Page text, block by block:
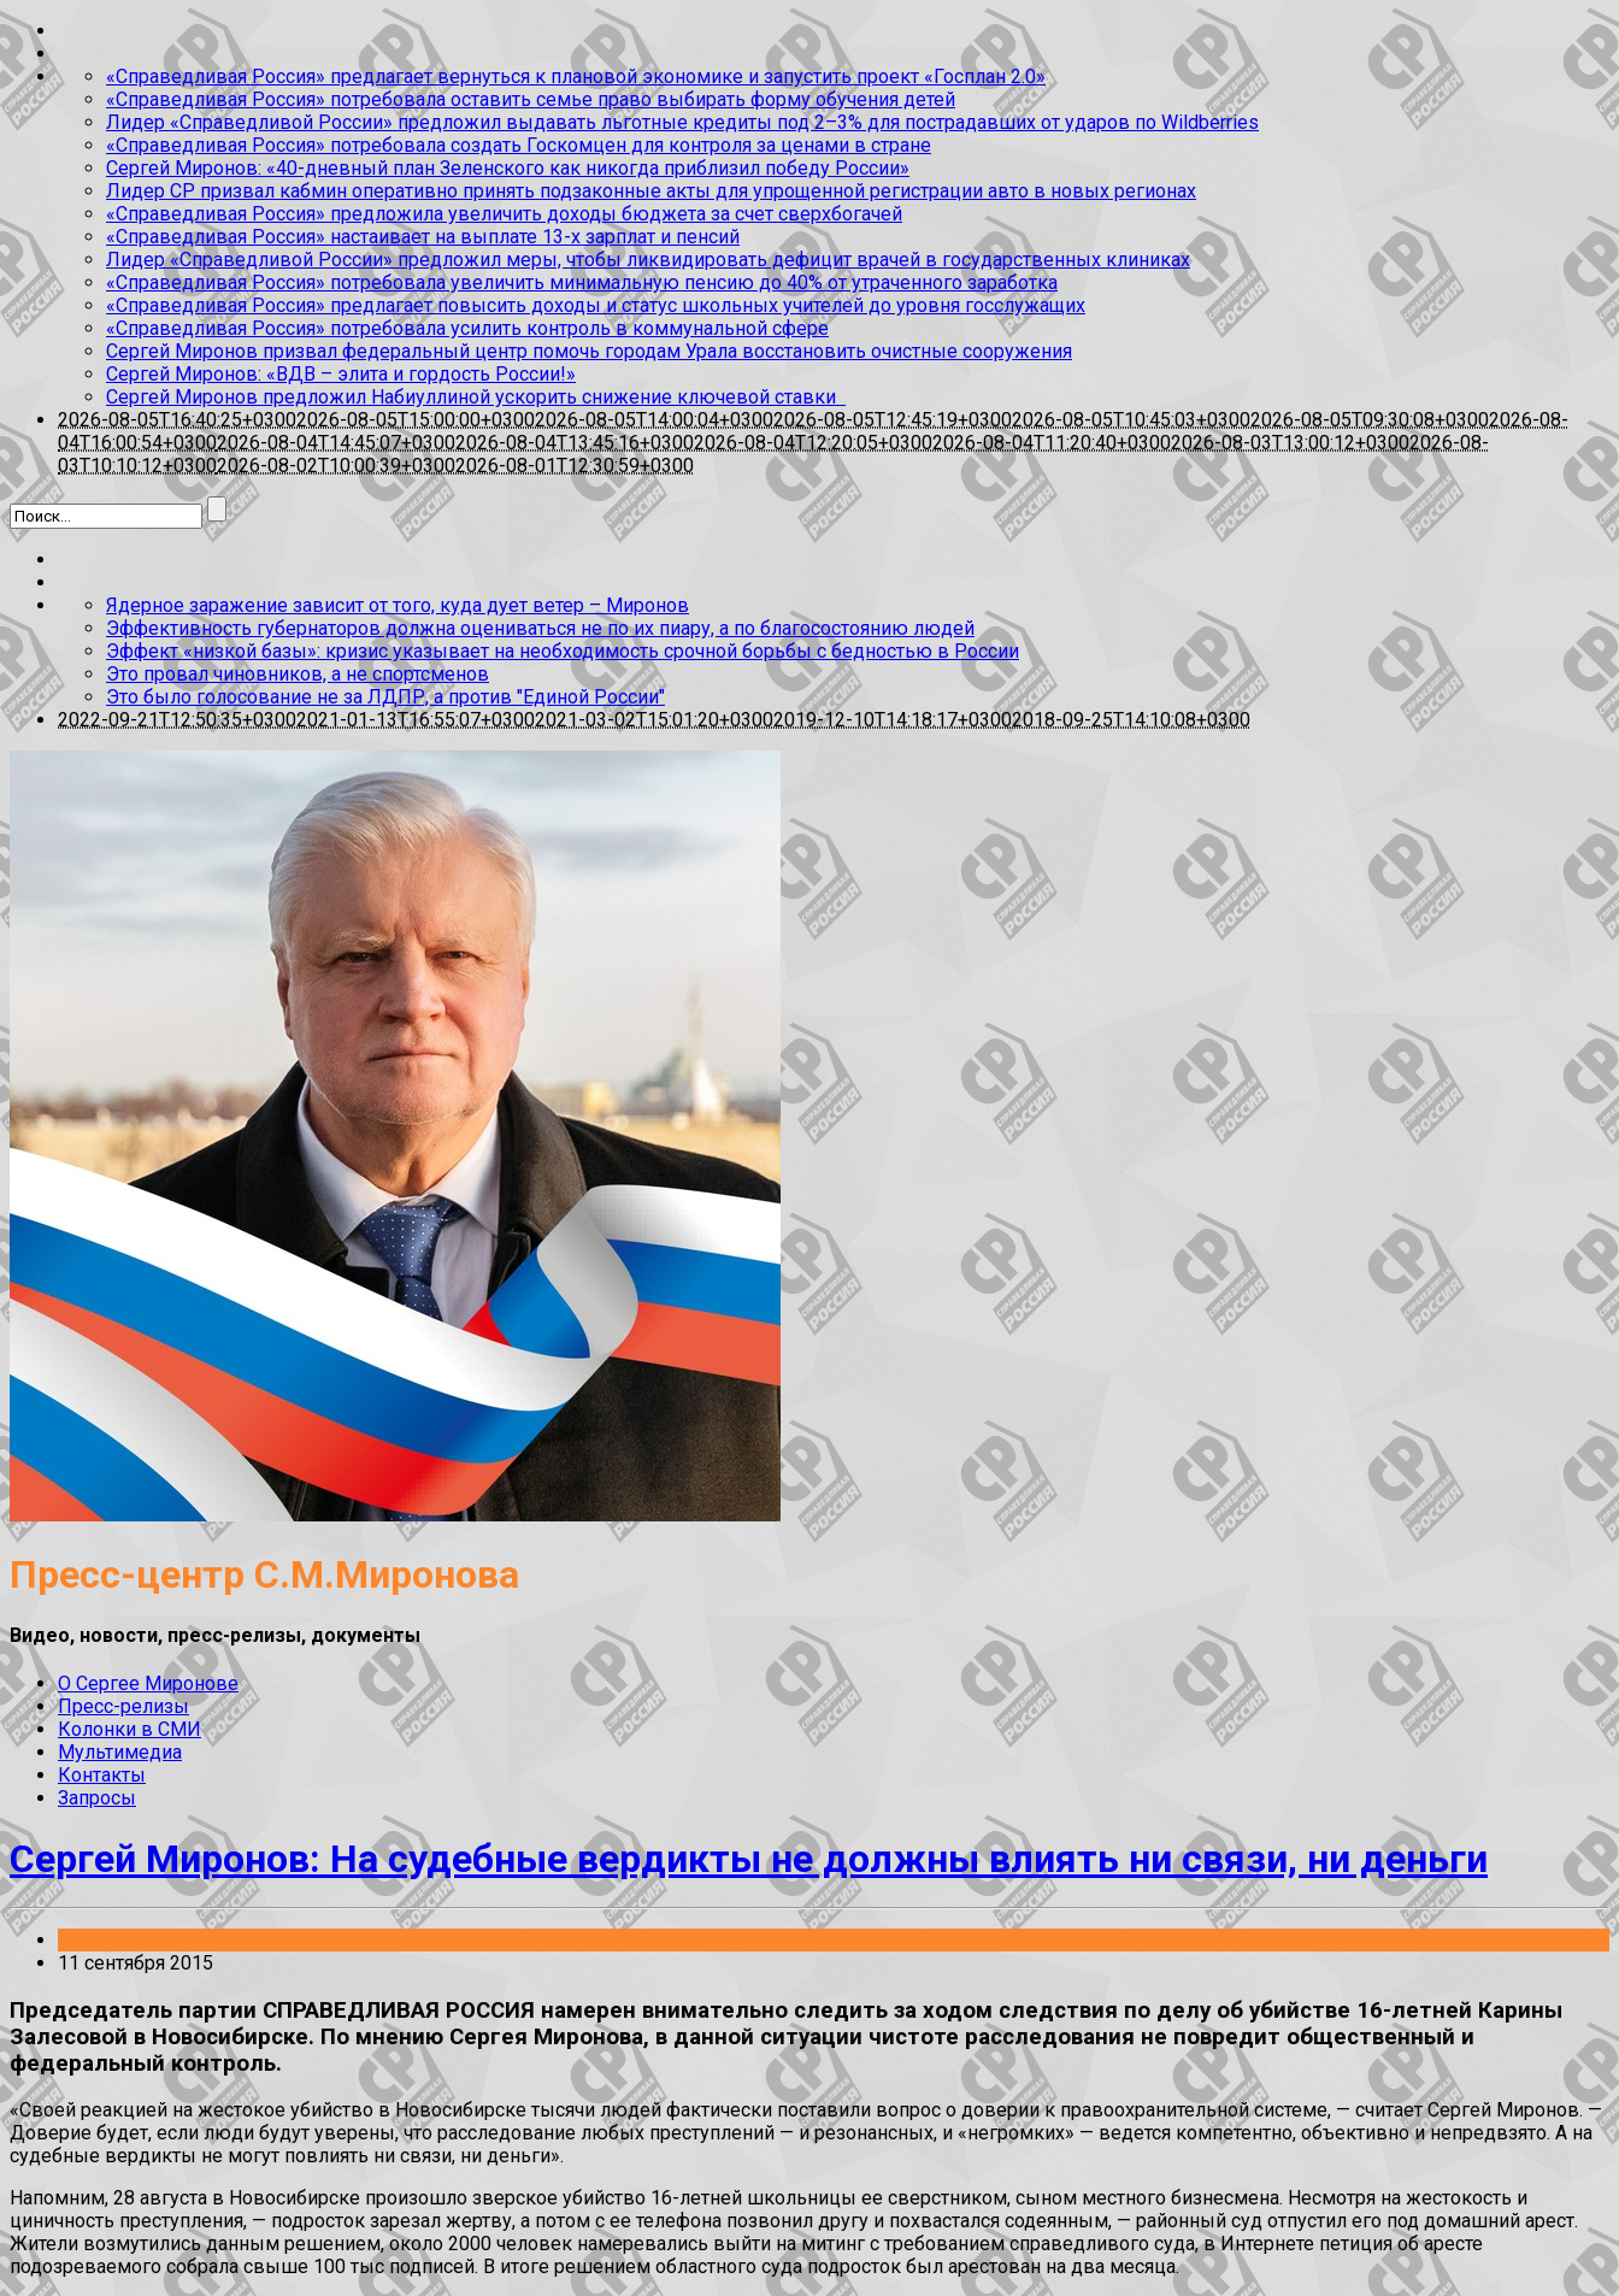
«Справедливая Россия» предлагает вернуться к плановой экономике и запустить проект «Госплан 2.0»
«Справедливая Россия» потребовала оставить семье право выбирать форму обучения детей
Лидер «Справедливой России» предложил выдавать льготные кредиты под 2–3% для пострадавших от ударов по Wildberries
«Справедливая Россия» потребовала создать Госкомцен для контроля за ценами в стране
Сергей Миронов: «40-дневный план Зеленского как никогда приблизил победу России»
Лидер СР призвал кабмин оперативно принять подзаконные акты для упрощенной регистрации авто в новых регионах
«Справедливая Россия» предложила увеличить доходы бюджета за счет сверхбогачей
«Справедливая Россия» настаивает на выплате 13-х зарплат и пенсий
Лидер «Справедливой России» предложил меры, чтобы ликвидировать дефицит врачей в государственных клиниках
«Справедливая Россия» потребовала увеличить минимальную пенсию до 40% от утраченного заработка
«Справедливая Россия» предлагает повысить доходы и статус школьных учителей до уровня госслужащих
«Справедливая Россия» потребовала усилить контроль в коммунальной сфере
Сергей Миронов призвал федеральный центр помочь городам Урала восстановить очистные сооружения
Сергей Миронов: «ВДВ – элита и гордость России!»
Сергей Миронов предложил Набиуллиной ускорить снижение ключевой ставки
2026-08-05T16:40:25+03002026-08-05T15:00:00+03002026-08-05T14:00:04+03002026-08-05T12:45:19+03002026-08-05T10:45:03+03002026-08-05T09:30:08+03002026-08-
04T16:00:54+03002026-08-04T14:45:07+03002026-08-04T13:45:16+03002026-08-04T12:20:05+03002026-08-04T11:20:40+03002026-08-03T13:00:12+03002026-08-
03T10:10:12+03002026-08-02T10:00:39+03002026-08-01T12:30:59+0300
Ядерное заражение зависит от того, куда дует ветер – Миронов
Эффективность губернаторов должна оцениваться не по их пиару, а по благосостоянию людей
Эффект «низкой базы»: кризис указывает на необходимость срочной борьбы с бедностью в России
Это провал чиновников, а не спортсменов
Это было голосование не за ЛДПР, а против "Единой России"
2022-09-21T12:50:35+03002021-01-13T16:55:07+03002021-03-02T15:01:20+03002019-12-10T14:18:17+03002018-09-25T14:10:08+0300
Пресс-центр С.М.Миронова
Видео, новости, пресс-релизы, документы
О Сергее Миронове
Пресс-релизы
Колонки в СМИ
Мультимедиа
Контакты
Запросы
Сергей Миронов: На судебные вердикты не должны влиять ни связи, ни деньги
11 сентября 2015
Председатель партии СПРАВЕДЛИВАЯ РОССИЯ намерен внимательно следить за ходом следствия по делу об убийстве 16-летней Карины
Залесовой в Новосибирске. По мнению Сергея Миронова, в данной ситуации чистоте расследования не повредит общественный и
федеральный контроль.
«Своей реакцией на жестокое убийство в Новосибирске тысячи людей фактически поставили вопрос о доверии к правоохранительной системе, — считает Сергей Миронов. —
Доверие будет, если люди будут уверены, что расследование любых преступлений — и резонансных, и «негромких» — ведется компетентно, объективно и непредвзято. А на
судебные вердикты не могут повлиять ни связи, ни деньги».
Напомним, 28 августа в Новосибирске произошло зверское убийство 16-летней школьницы ее сверстником, сыном местного бизнесмена. Несмотря на жестокость и
циничность преступления, — подросток зарезал жертву, а потом с ее телефона позвонил другу и похвастался содеянным, — районный суд отпустил его под домашний арест.
Жители возмутились данным решением, около 2000 человек намеревались выйти на митинг с требованием справедливого суда, в Интернете петиция об аресте
подозреваемого собрала свыше 100 тыс подписей. В итоге решением областного суда подросток был арестован на два месяца.